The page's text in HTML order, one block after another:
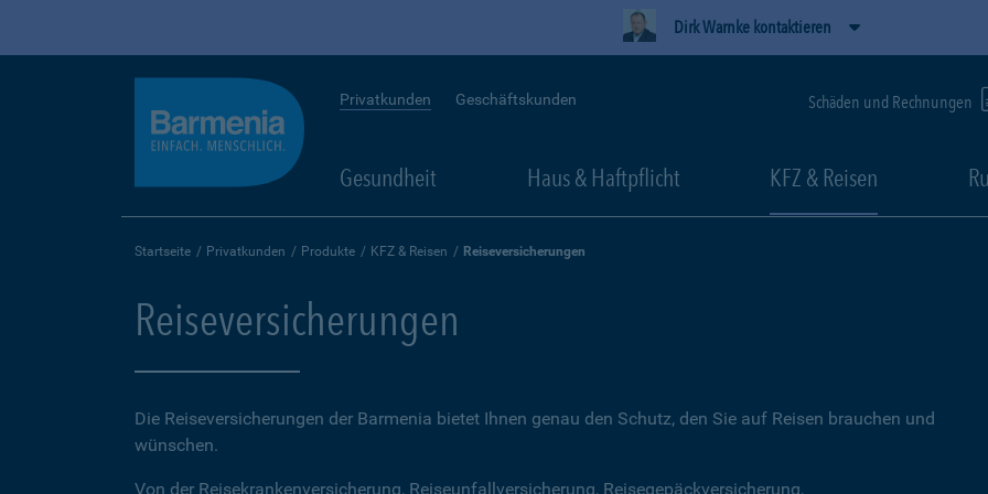
Dirk Warnke kontaktieren
Privatkunden Geschäftskunden Schäden und Rechnungen
Gesundheit Haus & Haftpflicht KFZ & Reisen
Startseite Privatkunden Produkte KFZ & Reisen Reiseversicherungen
Reiseversicherungen
Die Reiseversicherungen der Barmenia bietet Ihnen genau den Schutz, den Sie auf Reisen brauchen und
wünschen.
Von der Reisekrankenversicherung, Reiseunfallversicherung, Reisegepäckversicherung,